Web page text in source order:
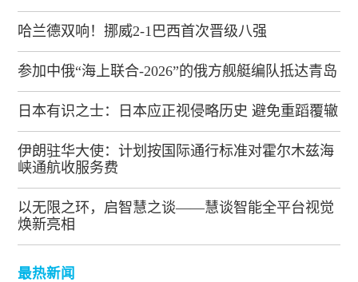
哈兰德双响！挪威2-1巴西首次晋级八强
参加中俄“海上联合-2026”的俄方舰艇编队抵达青岛
日本有识之士：日本应正视侵略历史 避免重蹈覆辙
伊朗驻华大使：计划按国际通行标准对霍尔木兹海
峡通航收服务费
以无限之环，启智慧之谈——慧谈智能全平台视觉
焕新亮相
最热新闻